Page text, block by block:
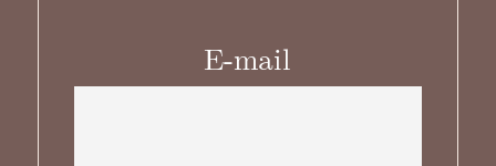
E-mail